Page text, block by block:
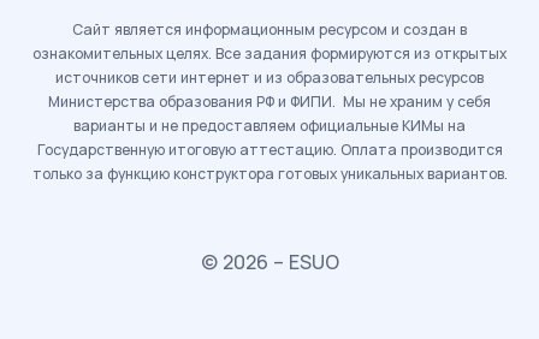
Сайт является информационным ресурсом и создан в
ознакомительных целях. Все задания формируются из открытых
источников сети интернет и из образовательных ресурсов
Министерства образования РФ и ФИПИ. Мы не храним у себя
варианты и не предоставляем официальные КИМы на
Государственную итоговую аттестацию. Оплата производится
только за функцию конструктора готовых уникальных вариантов.
© 2026 – ESUO